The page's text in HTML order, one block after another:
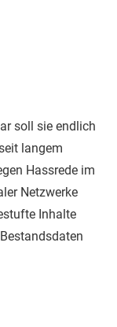
soll sie endlich
langem
Hassrede im
Netzwerke
Inhalte